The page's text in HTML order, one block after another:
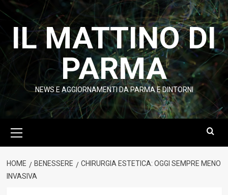
contenuto
IL MATTINO DI
PARMA
NEWS E AGGIORNAMENTI DA PARMA E DINTORNI
principale
HOME BENESSERE
CHIRURGIA ESTETICA: OGGI SEMPRE MENO
INVASIVA